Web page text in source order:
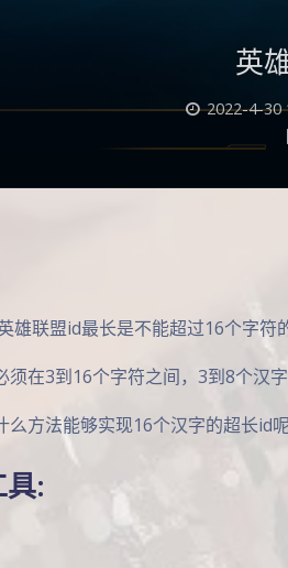
英
2022-4-30
雄联盟id最长是不能超过16个字符
须在3到16个字符之间，3到8个汉字
么方法能够实现16个汉字的超长id
: